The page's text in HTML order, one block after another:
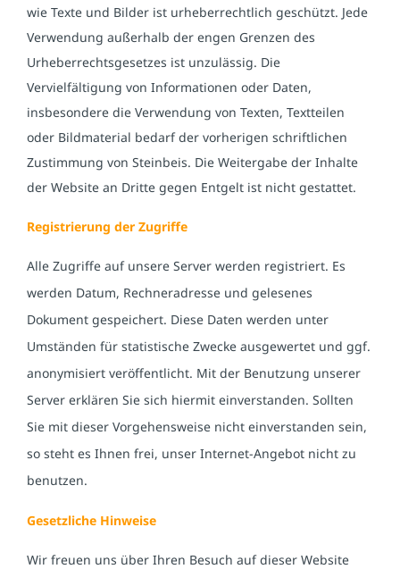
wie Texte und Bilder ist urheberrechtlich geschützt. Jede
Verwendung außerhalb der engen Grenzen des
Urheberrechtsgesetzes ist unzulässig. Die
Vervielfältigung von Informationen oder Daten,
insbesondere die Verwendung von Texten, Textteilen
oder Bildmaterial bedarf der vorherigen schriftlichen
Zustimmung von Steinbeis. Die Weitergabe der Inhalte
der Website an Dritte gegen Entgelt ist nicht gestattet.
Registrierung der Zugriffe
Alle Zugriffe auf unsere Server werden registriert. Es
werden Datum, Rechneradresse und gelesenes
Dokument gespeichert. Diese Daten werden unter
Umständen für statistische Zwecke ausgewertet und ggf.
anonymisiert veröffentlicht. Mit der Benutzung unserer
Server erklären Sie sich hiermit einverstanden. Sollten
Sie mit dieser Vorgehensweise nicht einverstanden sein,
so steht es Ihnen frei, unser Internet-Angebot nicht zu
benutzen.
Gesetzliche Hinweise
Wir freuen uns über Ihren Besuch auf dieser Website